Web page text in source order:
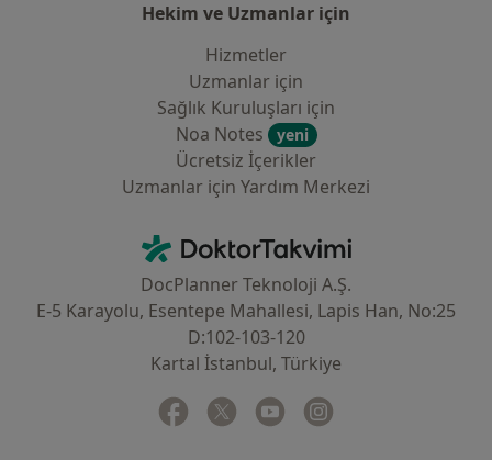
Hekim ve Uzmanlar için
Hizmetler
Uzmanlar için
Sağlık Kuruluşları için
Noa Notes
yeni
Ücretsiz İçerikler
Uzmanlar için Yardım Merkezi
DoktorTakvimi - Ana Sayfa
DocPlanner Teknoloji A.Ş.
E-5 Karayolu, Esentepe Mahallesi, Lapis Han, No:25
D:102-103-120
Kartal İstanbul, Türkiye
Facebook
yeni bir sekmede açılır
Twitter
yeni bir sekmede açılır
Youtube
yeni bir sekmede açılır